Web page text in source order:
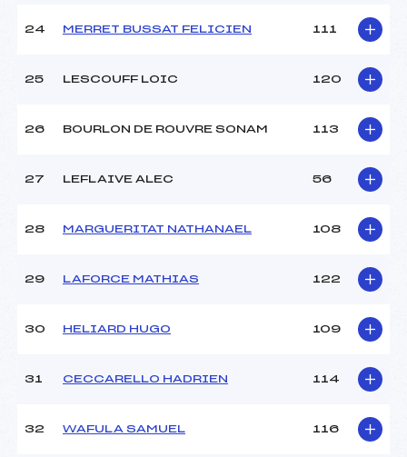
24 MERRET BUSSAT FELICIEN 111
25 LESCOUFF LOIC 120
26 BOURLON DE ROUVRE SONAM 113
27 LEFLAIVE ALEC 56
28 MARGUERITAT NATHANAEL 108
29 LAFORCE MATHIAS 122
30 HELIARD HUGO 109
31 CECCARELLO HADRIEN 114
32 WAFULA SAMUEL 116